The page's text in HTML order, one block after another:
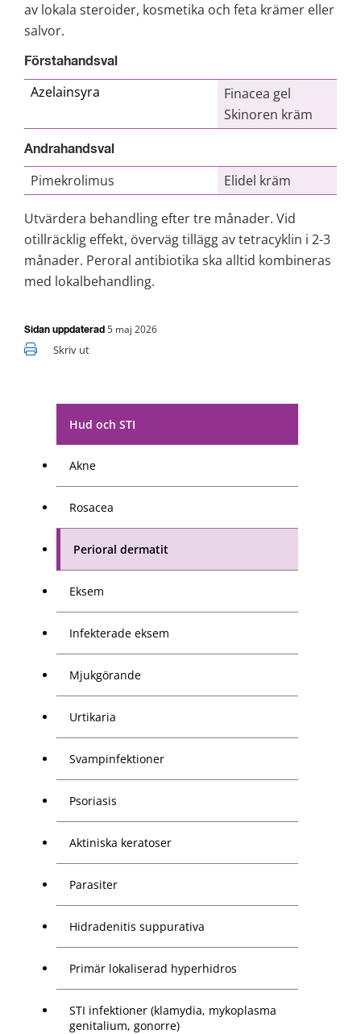
Hud och STI
Akne
Rosacea
Perioral dermatit
Eksem
Infekterade eksem
Mjukgörande
Urtikaria
Svampinfektioner
Psoriasis
Aktiniska keratoser
Parasiter
Hidradenitis suppurativa
Primär lokaliserad hyperhidros
STI infektioner (klamydia, mykoplasma
genitalium, gonorre)
av lokala steroider, kosmetika och feta krämer eller
salvor.
Förstahandsval
Azelainsyra
Finacea gel
Skinoren kräm
Andrahandsval
Pimekrolimus Elidel kräm
Utvärdera behandling efter tre månader. Vid
otillräcklig effekt, överväg tillägg av tetracyklin i 2-3
månader. Peroral antibiotika ska alltid kombineras
med lokalbehandling.
Sidan uppdaterad 5 maj 2026
Skriv ut